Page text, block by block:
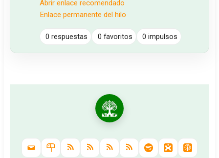
Abrir enlace recomendado
Enlace permanente del hilo
0 respuestas 0 favoritos 0 impulsos